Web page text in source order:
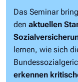
Das Seminar
den aktuellen
lernen, wie sich
erkennen